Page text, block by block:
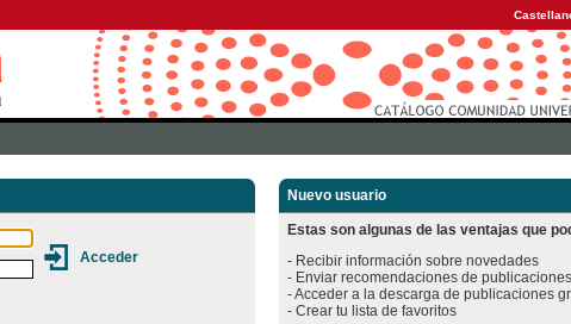
Nuevo usuario
Estas son algunas de las ventajas que
- Recibir información sobre novedades
- Enviar recomendaciones de publicaciones
- Acceder a la descarga de publicaciones